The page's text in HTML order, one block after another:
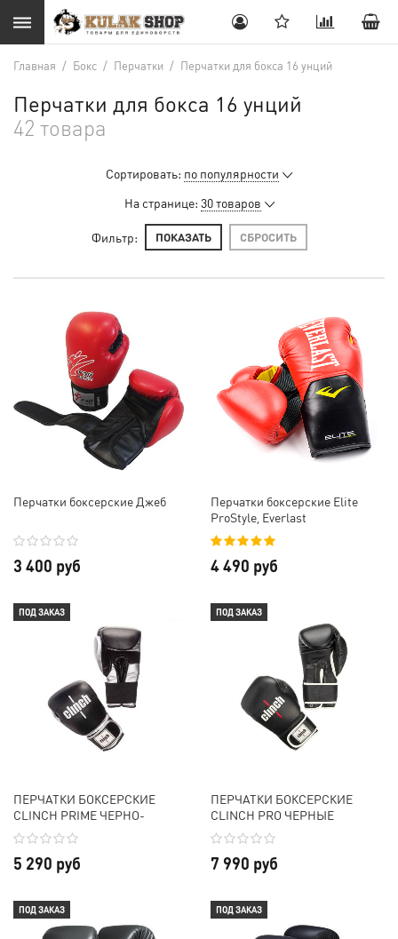
Главная / Бокс / Перчатки / Перчатки для бокса 16 унций
Перчатки для бокса 16 унций
42 товара
Сортировать: по популярности
На странице: 30 товаров
Фильтр: ПОКАЗАТЬ СБРОСИТЬ
Перчатки боксерские Джеб
3 400 руб
Перчатки боксерские Elite
ProStyle, Everlast
4 490 руб
ПОД ЗАКАЗ
ПЕРЧАТКИ БОКСЕРСКИЕ
CLINCH PRIME ЧЕРНО-
СЕРЕБРИСТЫЕ
5 290 руб
ПОД ЗАКАЗ
ПЕРЧАТКИ БОКСЕРСКИЕ
CLINCH PRO ЧЕРНЫЕ
7 990 руб
ПОД ЗАКАЗ ПОД ЗАКАЗ